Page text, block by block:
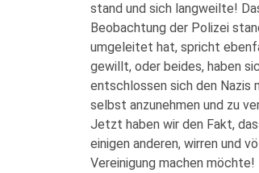
stand und sich langweilte!
Beobachtung der Polizei
umgeleitet hat, spricht
gewillt, oder beides, haben
entschlossen sich den Nazis
selbst anzunehmen und zu
Jetzt haben wir den Fakt,
einigen anderen, wirren und
Vereinigung machen möchte!